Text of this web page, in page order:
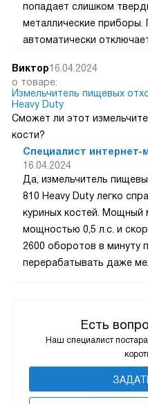
Есть
Наш специалист
попадает слишком
металлические приборы.
автоматически
Виктор16.04.2024
о товаре:
Измельчитель пищевых
Heavy Duty
Сможет ли этот
кости?
Специалист интернет-
16.04.2024
Да, измельчитель
810 Heavy Duty легко
куриных костей. Мощный
мощностью 0,5 л.с. и
2600 оборотов в минуту
перерабатывать даже